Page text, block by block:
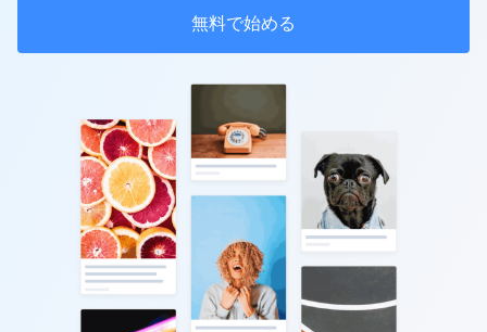
無料で始める